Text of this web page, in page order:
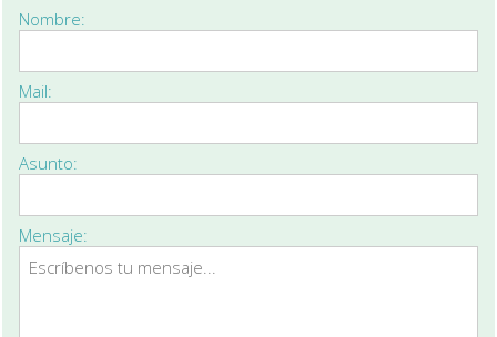
Nombre:
Mail:
Asunto:
Mensaje: